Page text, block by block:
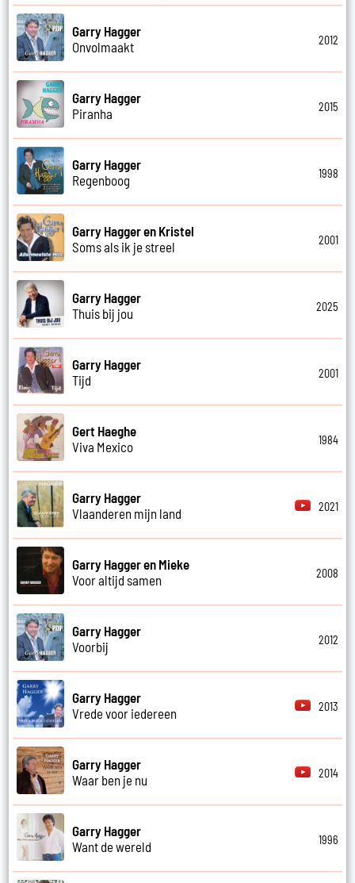
Garry Hagger
Onvolmaakt
2012
Garry Hagger
Piranha
2015
Garry Hagger
Regenboog
1998
Garry Hagger en Kristel
Soms als ik je streel
2001
Garry Hagger
Thuis bij jou
2025
Garry Hagger
Tijd
2001
Gert Haeghe
Viva Mexico
1984
Garry Hagger
Vlaanderen mijn land
2021
Garry Hagger en Mieke
Voor altijd samen
2008
Garry Hagger
Voorbij
2012
Garry Hagger
Vrede voor iedereen
2013
Garry Hagger
Waar ben je nu
2014
Garry Hagger
Want de wereld
1996